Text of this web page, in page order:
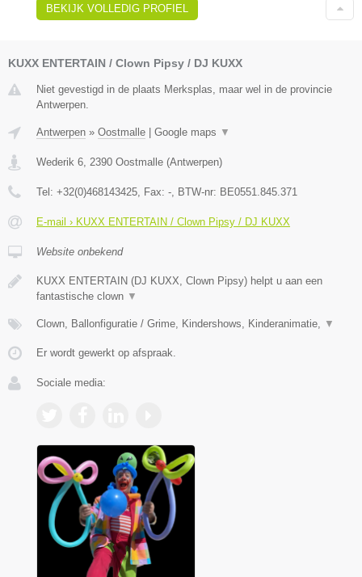
BEKIJK VOLLEDIG PROFIEL
KUXX ENTERTAIN / Clown Pipsy / DJ KUXX
Niet gevestigd in de plaats Merksplas, maar wel in de provincie
Antwerpen.
Antwerpen » Oostmalle Google maps ▼
Wederik 6, 2390 Oostmalle (Antwerpen)
Tel: +32(0)468143425, Fax: -, BTW-nr: BE0551.845.371
E-mail › KUXX ENTERTAIN / Clown Pipsy / DJ KUXX
Website onbekend
KUXX ENTERTAIN (DJ KUXX, Clown Pipsy) helpt u aan een
fantastische clown ▼
Clown, Ballonfiguratie / Grime, Kindershows, Kinderanimatie, ▼
Er wordt gewerkt op afspraak.
Sociale media: